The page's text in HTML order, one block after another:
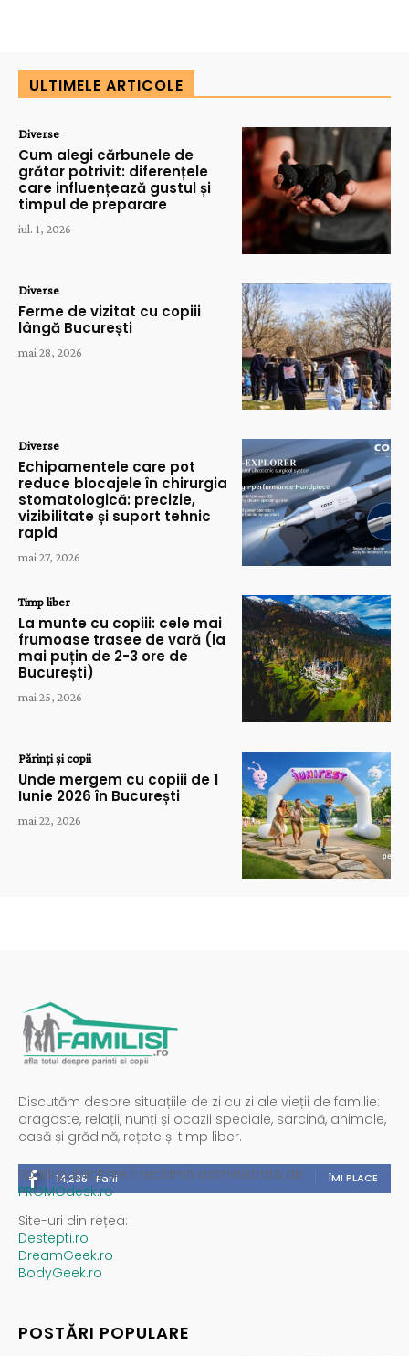
ULTIMELE ARTICOLE
Diverse
Cum alegi cărbunele de
grătar potrivit: diferențele
care influențează gustul și
timpul de preparare
iul. 1, 2026
Diverse
Ferme de vizitat cu copiii
lângă București
mai 28, 2026
Diverse
Echipamentele care pot
reduce blocajele în chirurgia
stomatologică: precizie,
vizibilitate și suport tehnic
rapid
mai 27, 2026
Timp liber
La munte cu copiii: cele mai
frumoase trasee de vară (la
mai puțin de 2-3 ore de
București)
mai 25, 2026
Părinți și copii
Unde mergem cu copiii de 1
Iunie 2026 în București
mai 22, 2026
Discutăm despre situațiile de zi cu zi ale vieții de familie:
dragoste, relații, nunți și ocazii speciale, sarcină, animale,
casă și grădină, rețete și timp liber.
14,235 Fani ÎMI PLACE
Spații publicitare / reclamă administrată de
PROMOdesk.ro
Site-uri din rețea:
Destepti.ro
DreamGeek.ro
BodyGeek.ro
POSTĂRI POPULARE